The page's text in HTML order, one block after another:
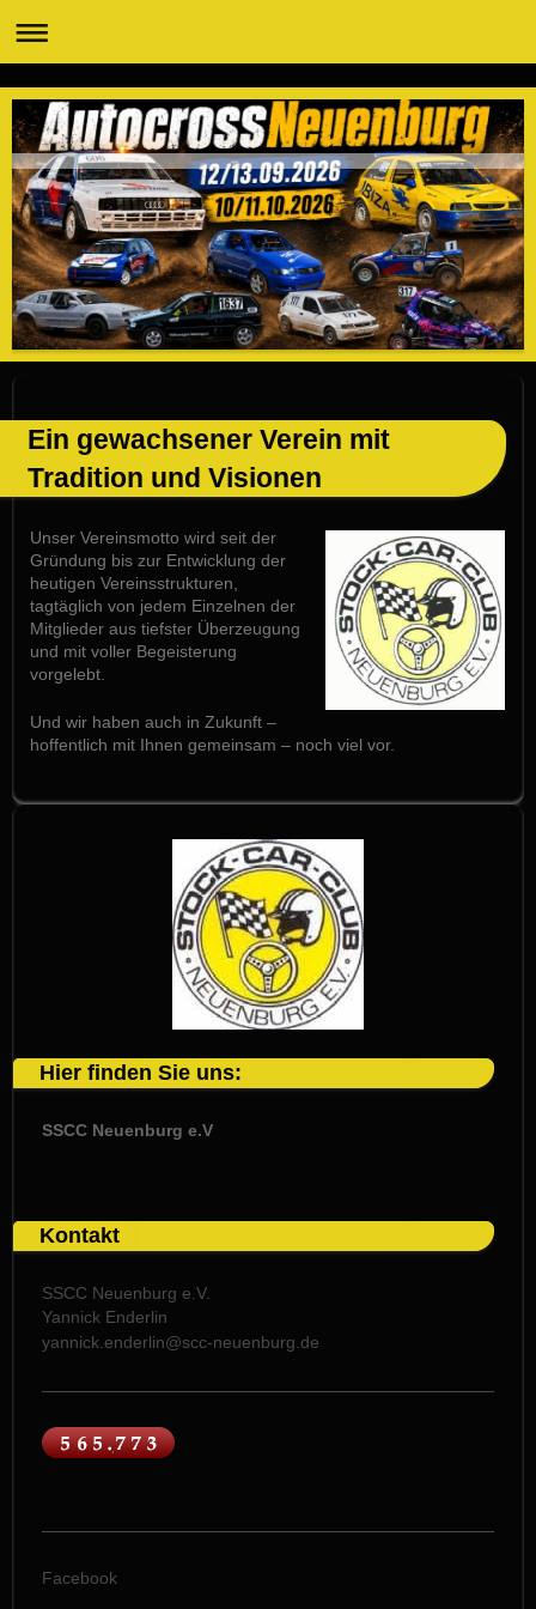
Ein gewachsener Verein mit
Tradition und Visionen
Unser Vereinsmotto wird seit der
Gründung bis zur Entwicklung der
heutigen Vereinsstrukturen,
tagtäglich von jedem Einzelnen der
Mitglieder aus tiefster Überzeugung
und mit voller Begeisterung
vorgelebt.
Und wir haben auch in Zukunft –
hoffentlich mit Ihnen gemeinsam – noch viel vor.
Hier finden Sie uns:
SSCC Neuenburg e.V
Kontakt
SSCC Neuenburg e.V.
Yannick Enderlin
yannick.enderlin@scc-neuenburg.de
Facebook